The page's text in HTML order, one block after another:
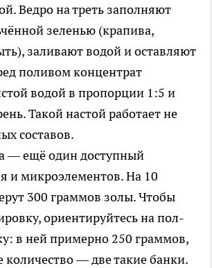
Ведро на треть заполняют
зеленью (крапива,
заливают водой и оставляют
поливом концентрат
водой в пропорции 1:5 и
Такой настой работает не
составов.
— ещё один доступный
и микроэлементов. На 10
300 граммов золы. Чтобы
ориентируйтесь на пол-
в ней примерно 250 граммов,
количество — две такие банки.